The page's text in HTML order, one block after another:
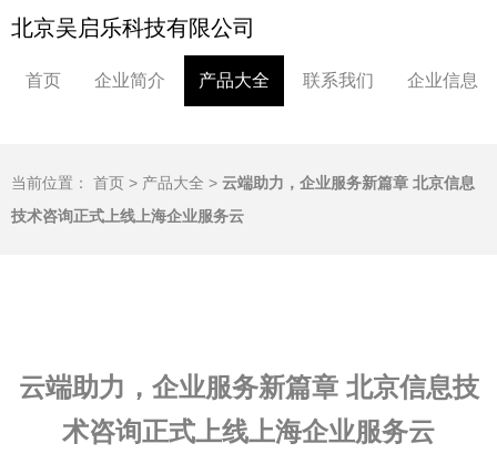
北京吴启乐科技有限公司
首页 企业简介 产品大全 联系我们 企业信息
当前位置： 首页 > 产品大全 > 云端助力，企业服务新篇章 北京信息
技术咨询正式上线上海企业服务云
云端助力，企业服务新篇章 北京信息技
术咨询正式上线上海企业服务云